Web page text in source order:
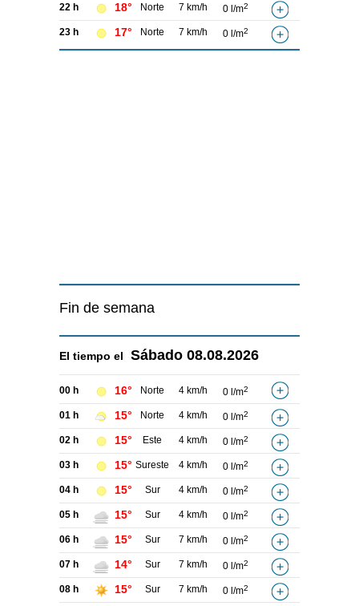
22 h 18° Norte 7 km/h 0 l/m2
23 h 17° Norte 7 km/h 0 l/m2
Fin de semana
El tiempo el Sábado 08.08.2026
00 h 16° Norte 4 km/h 0 l/m2
01 h 15° Norte 4 km/h 0 l/m2
02 h 15° Este 4 km/h 0 l/m2
03 h 15° Sureste 4 km/h 0 l/m2
04 h 15° Sur 4 km/h 0 l/m2
05 h 15° Sur 4 km/h 0 l/m2
06 h 15° Sur 7 km/h 0 l/m2
07 h 14° Sur 7 km/h 0 l/m2
08 h 15° Sur 7 km/h 0 l/m2